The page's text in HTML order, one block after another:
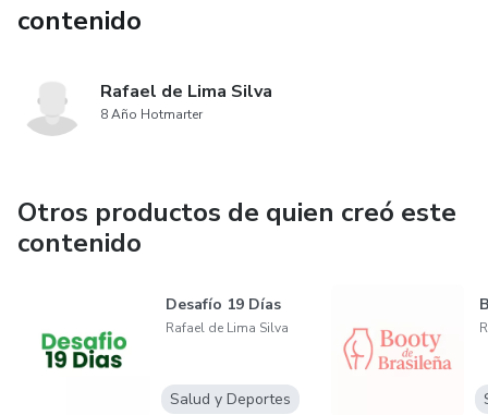
contenido
Rafael de Lima Silva
8 Año Hotmarter
Otros productos de quien creó este
contenido
Desafío 19 Días
Rafael de Lima Silva
Salud y Deportes